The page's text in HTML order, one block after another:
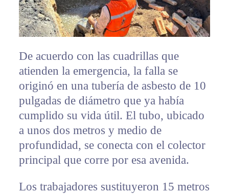
De acuerdo con las cuadrillas que
atienden la emergencia, la falla se
originó en una tubería de asbesto de 10
pulgadas de diámetro que ya había
cumplido su vida útil. El tubo, ubicado
a unos dos metros y medio de
profundidad, se conecta con el colector
principal que corre por esa avenida.
Los trabajadores sustituyeron 15 metros